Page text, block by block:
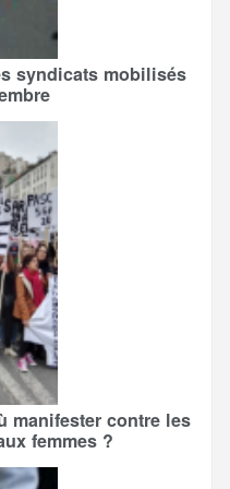
syndicats mobilisés
manifester contre les
femmes ?